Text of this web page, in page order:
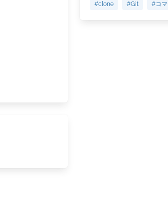
#clone #Git #コ